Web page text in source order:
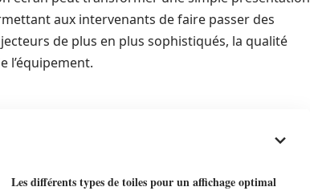
aux intervenants de faire passer des
de plus en plus sophistiqués, la qualité
l’équipement.
Les différents types de toiles pour un affichage optimal